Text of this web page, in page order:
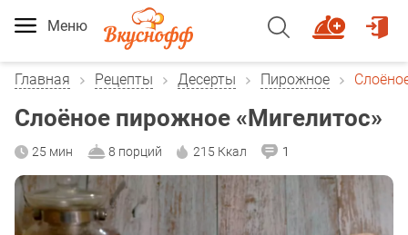
Меню
Главная Рецепты Десерты Пирожное
Слоёное пирожное «Мигелитос»
25 мин 8 порций 215 Ккал 1